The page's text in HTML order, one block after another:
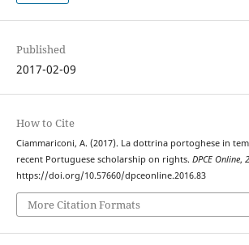
Published
2017-02-09
How to Cite
Ciammariconi, A. (2017). La dottrina portoghese in
recent Portuguese scholarship on rights. DPCE Online,
https://doi.org/10.57660/dpceonline.2016.83
More Citation Formats